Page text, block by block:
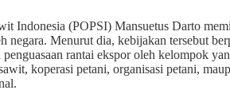
Indonesia (POPSI) Mansuetus Darto
negara. Menurut dia, kebijakan tersebut
rantai ekspor oleh kelompok
koperasi petani, organisasi petani,